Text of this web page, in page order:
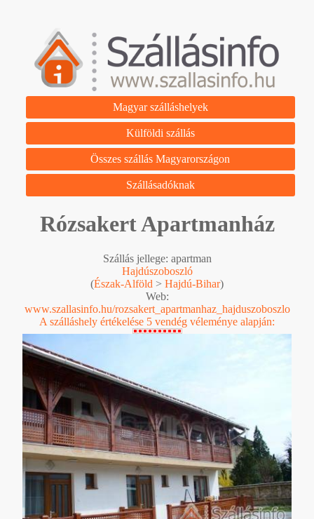
Magyar szálláshelyek
Külföldi szállás
Összes szállás Magyarországon
Szállásadóknak
Rózsakert Apartmanház
Szállás jellege: apartman
Hajdúszoboszló
(Észak-Alföld > Hajdú-Bihar)
Web:
www.szallasinfo.hu/rozsakert_apartmanhaz_hajduszoboszlo
A szálláshely értékelése 5 vendég véleménye alapján: